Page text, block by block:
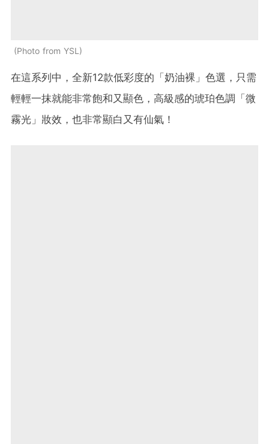
Photo from YSL
在這系列中，全新12款低彩度的「奶油裸」色選，只需
輕輕一抹就能非常飽和又顯色，高級感的琥珀色調「微
霧光」妝效，也非常顯白又有仙氣！